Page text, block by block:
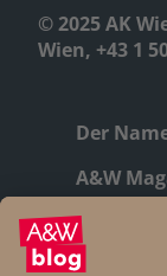
© 2025 AK
Wien, +43 1
Der
A&W
Geschichte